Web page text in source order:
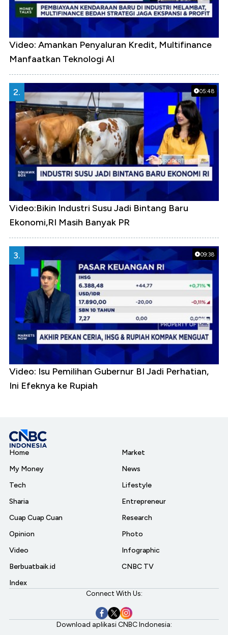
Video: Amankan Penyaluran Kredit, Multifinance
Manfaatkan Teknologi AI
05:48
2.
Video:Bikin Industri Susu Jadi Bintang Baru
Ekonomi,RI Masih Banyak PR
09:38
3.
Video: Isu Pemilihan Gubernur BI Jadi Perhatian,
Ini Efeknya ke Rupiah
Home
My Money
Tech
Sharia
Cuap Cuap Cuan
Opinion
Video
Berbuatbaik.id
Index
Market
News
Lifestyle
Entrepreneur
Research
Photo
Infographic
CNBC TV
Connect With Us:
Download aplikasi CNBC Indonesia: